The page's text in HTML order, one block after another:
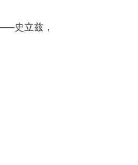
史立兹，